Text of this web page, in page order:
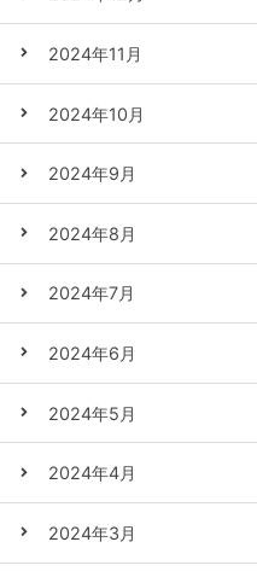
2024年11月
2024年10月
2024年9月
2024年8月
2024年7月
2024年6月
2024年5月
2024年4月
2024年3月